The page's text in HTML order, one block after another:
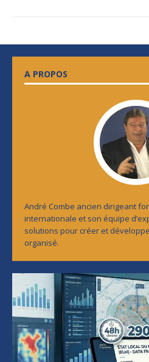
A PROPOS
André Combe ancien dirigeant
internationale et son équipe
solutions pour créer et
organisé.